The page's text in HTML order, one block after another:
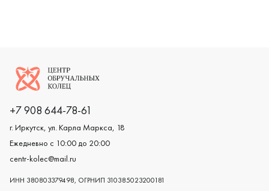
Логотип компании
+7 908 644-78-61
г. Иркутск, ул. Карла Маркса, 18
Ежедневно с 10:00 до 20:00
centr-kolec@mail.ru
ИНН 380803379498, ОГРНИП 310385023200181